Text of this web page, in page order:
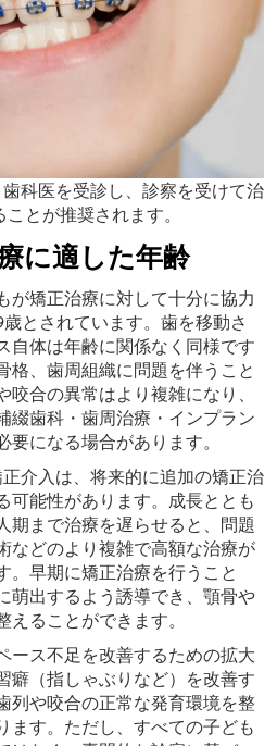
科医を受診し、診察を受けて治
とが推奨されます。
に適した年齢
が矯正治療に対して十分に協力
とされています。歯を移動さ
自体は年齢に関係なく同様です
格、歯周組織に問題を伴うこと
合の異常はより複雑になり、
綴歯科・歯周治療・インプラン
要になる場合があります。
介入は、将来的に追加の矯正治
可能性があります。成長ととも
期まで治療を遅らせると、問題
などのより複雑で高額な治療が
。早期に矯正治療を行うこと
萌出するよう誘導でき、顎骨や
ることができます。
ース不足を改善するための拡大
癖（指しゃぶりなど）を改善す
列や咬合の正常な発育環境を整
ます。ただし、すべての子ども